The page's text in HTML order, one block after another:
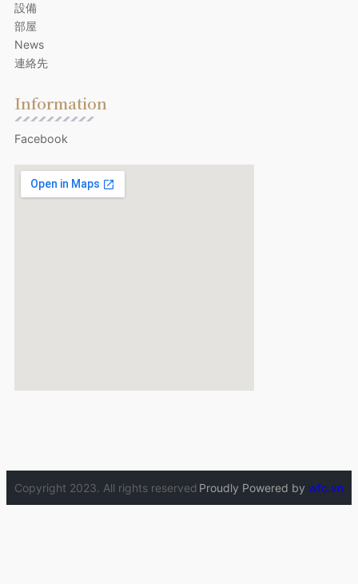
設備
部屋
News
連絡先
Information
Facebook
Copyright 2023. All rights reserved Proudly Powered by wfc.vn